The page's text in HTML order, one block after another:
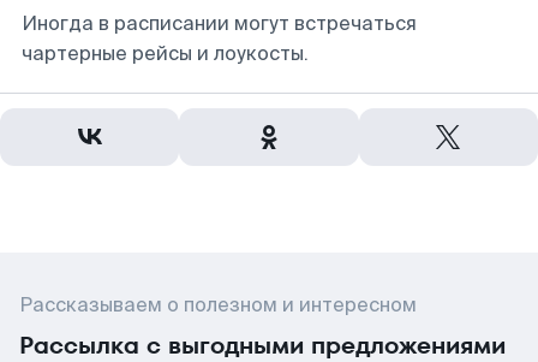
Иногда в расписании могут встречаться
чартерные рейсы и лоукосты.
Рассказываем о полезном и интересном
Рассылка с выгодными предложениями